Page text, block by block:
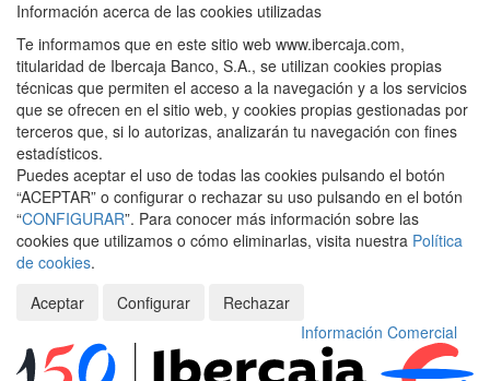
Información acerca de las cookies utilizadas
Te informamos que en este sitio web www.ibercaja.com,
titularidad de Ibercaja Banco, S.A., se utilizan cookies propias
técnicas que permiten el acceso a la navegación y a los servicios
que se ofrecen en el sitio web, y cookies propias gestionadas por
terceros que, si lo autorizas, analizarán tu navegación con fines
estadísticos.
Puedes aceptar el uso de todas las cookies pulsando el botón
“ACEPTAR” o configurar o rechazar su uso pulsando en el botón
“CONFIGURAR”. Para conocer más información sobre las
cookies que utilizamos o cómo eliminarlas, visita nuestra Política
de cookies.
Aceptar
Configurar
Rechazar
Información Comercial